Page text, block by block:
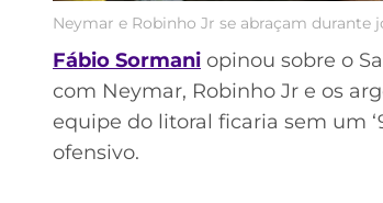
Neymar e Robinho Jr se abraçam
Fábio Sormani opinou sobre o
com Neymar, Robinho Jr e os
equipe do litoral ficaria sem um
ofensivo.